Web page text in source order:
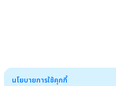
นโยบายการใช้คุกกี้